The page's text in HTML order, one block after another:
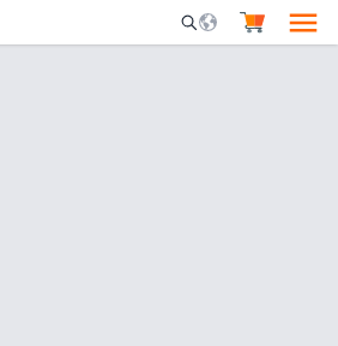
Mobile Search